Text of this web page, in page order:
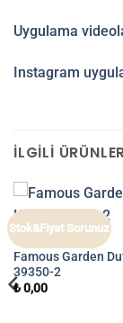
Uygulama
Instagram
İLGILI
Stok&Fiyat Sorunuz
Famous Garden
39350-2
₺0,00